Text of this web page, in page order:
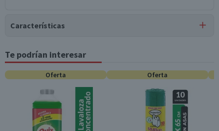
Características
Tipo de Producto
Abrillantadores de Piso
Contenido
Garantía Mínima Legal
Válida hasta su fecha de caducidad
Te podrían interesar
Oferta Oferta